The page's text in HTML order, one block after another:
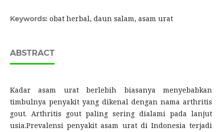
Keywords: obat herbal, daun salam, asam urat
ABSTRACT
Kadar asam urat berlebih biasanya menyebabkan
timbulnya penyakit yang dikenal dengan nama arthritis
gout. Arthritis gout paling sering dialami pada lanjut
usia.Prevalensi penyakit asam urat di Indonesia terjadi